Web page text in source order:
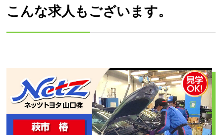
こんな求人もございます。